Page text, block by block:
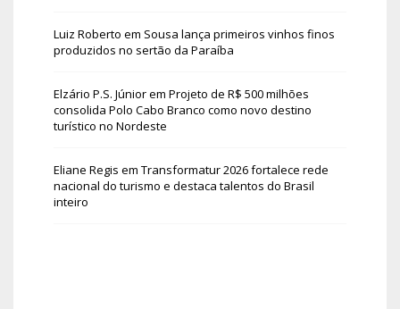
Luiz Roberto em Sousa lança primeiros vinhos finos
produzidos no sertão da Paraíba
Elzário P.S. Júniorem Projeto de R$ 500 milhões
consolida Polo Cabo Branco como novo destino
turístico no Nordeste
Eliane Regis em Transformatur 2026 fortalece rede
nacional do turismo e destaca talentos do Brasil
inteiro